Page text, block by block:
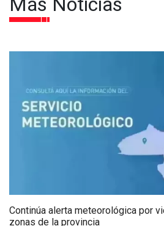
Continúa alerta meteorológica por
zonas de la provincia